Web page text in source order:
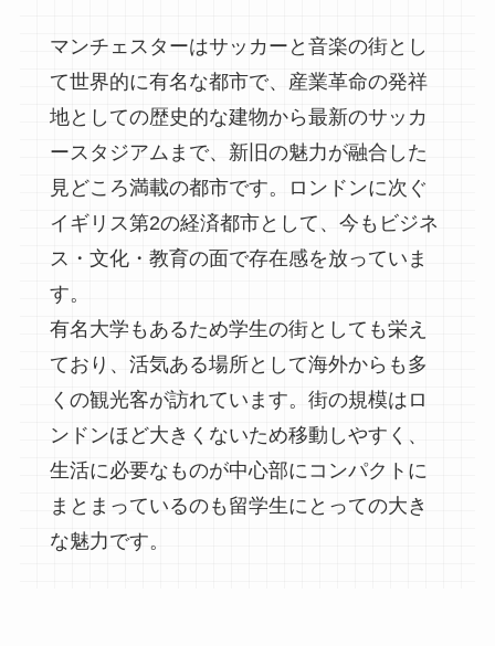
マンチェスターはサッカーと音楽の街とし
て世界的に有名な都市で、産業革命の発祥
地としての歴史的な建物から最新のサッカ
ースタジアムまで、新旧の魅力が融合した
見どころ満載の都市です。ロンドンに次ぐ
イギリス第2の経済都市として、今もビジネ
ス・文化・教育の面で存在感を放っていま
す。
有名大学もあるため学生の街としても栄え
ており、活気ある場所として海外からも多
くの観光客が訪れています。街の規模はロ
ンドンほど大きくないため移動しやすく、
生活に必要なものが中心部にコンパクトに
まとまっているのも留学生にとっての大き
な魅力です。